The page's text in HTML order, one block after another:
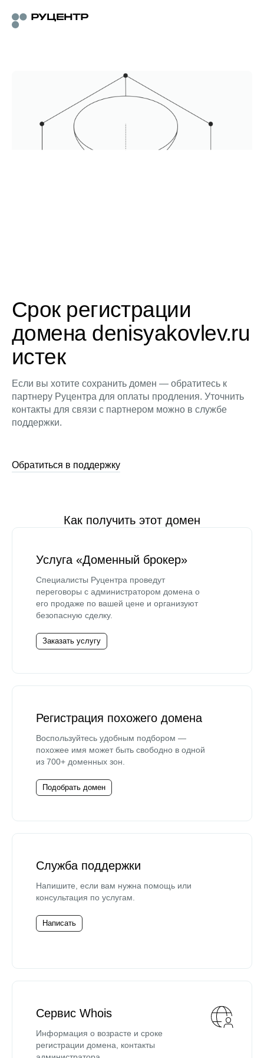
Срок регистрации
домена denisyakovlev.ru
истек
Если вы хотите сохранить домен — обратитесь к
партнеру Руцентра для оплаты продления. Уточнить
контакты для связи с партнером можно в службе
поддержки.
Обратиться в поддержку
Как получить этот домен
Услуга «Доменный брокер»
Специалисты Руцентра проведут
переговоры с администратором домена о
его продаже по вашей цене и организуют
безопасную сделку.
Заказать услугу
Регистрация похожего домена
Воспользуйтесь удобным подбором —
похожее имя может быть свободно в одной
из 700+ доменных зон.
Подобрать домен
Служба поддержки
Напишите, если вам нужна помощь или
консультация по услугам.
Написать
Сервис Whois
Информация о возрасте и сроке
регистрации домена, контакты